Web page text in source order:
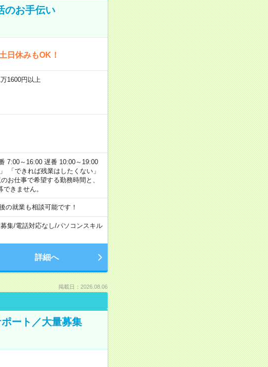
のお手伝い
日休みもOK！
1600円以上
7:00～16:00 遅番 10:00～19:00
「できれば残業はしたくない」
お仕事で希望する勤務時間と、
きません。
の就業も相談可能です！
集/電話対応なし/パソコンスキル
詳細へ
掲載日：2026.08.06
ート／大量募集